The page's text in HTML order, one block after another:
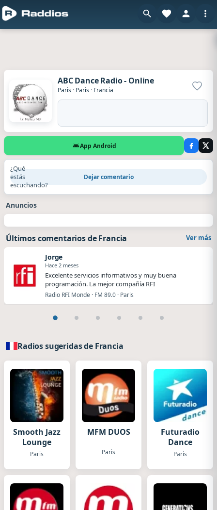
ABC Dance Radio - Online
Paris · Paris · Francia
App Android
¿Qué
estás
escuchando?
Dejar comentario
Anuncios
Últimos comentarios de Francia Ver más
Jorge
Hace 2 meses
Excelente servicios informativos y muy buena
programación. La mejor compañía RFI
Radio RFI Monde · FM 89.0 · Paris
Radios sugeridas de Francia
Smooth Jazz
Lounge
Paris
MFM DUOS
Paris
Futuradio
Dance
Paris